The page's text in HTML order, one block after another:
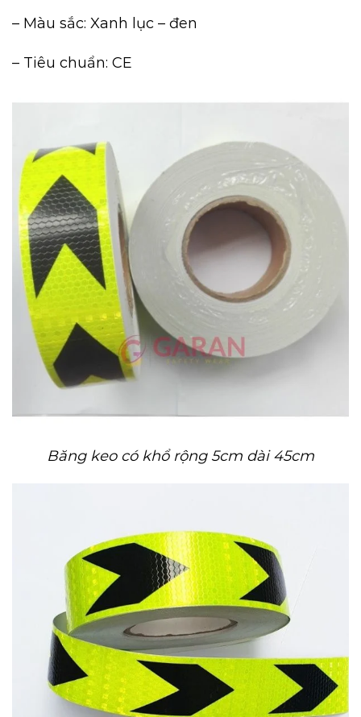
– Màu sắc: Xanh lục – đen
– Tiêu chuẩn: CE
Băng keo có khổ rộng 5cm dài 45cm